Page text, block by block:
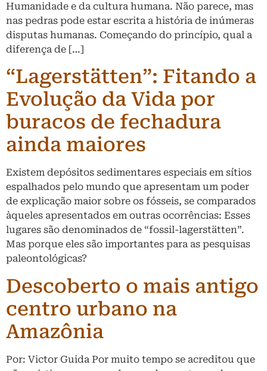
Humanidade e da cultura humana. Não parece, mas
nas pedras pode estar escrita a história de inúmeras
disputas humanas. Começando do princípio, qual a
diferença de […]
“Lagerstätten”: Fitando a
Evolução da Vida por
buracos de fechadura
ainda maiores
Existem depósitos sedimentares especiais em sítios
espalhados pelo mundo que apresentam um poder
de explicação maior sobre os fósseis, se comparados
àqueles apresentados em outras ocorrências: Esses
lugares são denominados de “fossil-lagerstätten”.
Mas porque eles são importantes para as pesquisas
paleontológicas?
Descoberto o mais antigo
centro urbano na
Amazônia
Por: Victor Guida Por muito tempo se acreditou que